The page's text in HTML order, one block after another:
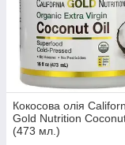
Кокосова олія
Gold Nutrition
(473 мл.)